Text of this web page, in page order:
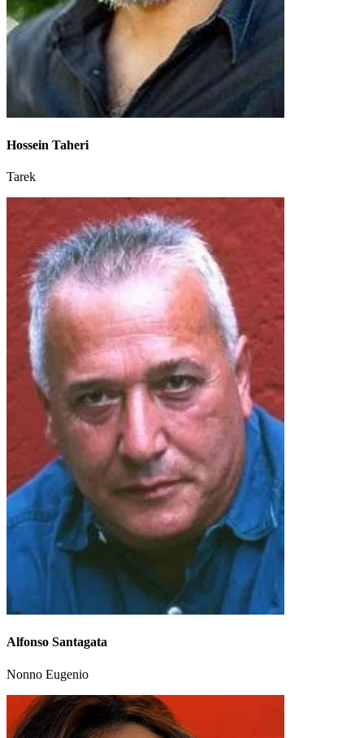
Hossein Taheri
Tarek
Alfonso Santagata
Nonno Eugenio